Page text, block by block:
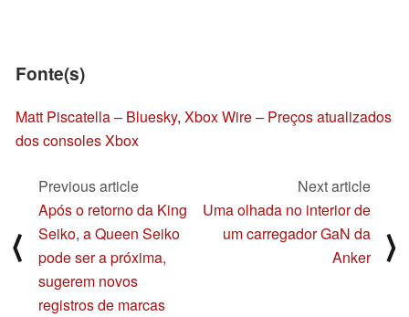
Fonte(s)
Matt Piscatella – Bluesky, Xbox Wire – Preços atualizados
dos consoles Xbox
⟨
Previous article
Após o retorno da King
Seiko, a Queen Seiko
pode ser a próxima,
sugerem novos
registros de marcas
Next article
Uma olhada no interior de
um carregador GaN da
Anker
⟩